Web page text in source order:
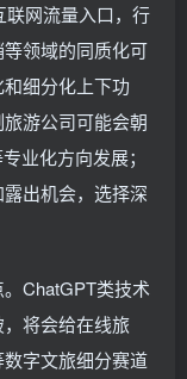
网流量入口，行
领域的同质化可
细分化上下功
游公司可能会朝
业化方向发展；
出机会，选择深
ChatGPT类技术
将会给在线旅
字文旅细分赛道